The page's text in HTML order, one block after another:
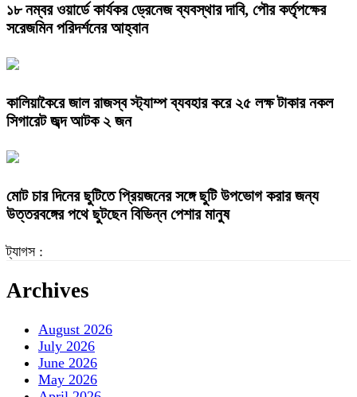
১৮ নম্বর ওয়ার্ডে কার্যকর ড্রেনেজ ব্যবস্থার দাবি, পৌর কর্তৃপক্ষের
সরেজমিন পরিদর্শনের আহ্বান
কালিয়াকৈরে জাল রাজস্ব স্ট্যাম্প ব্যবহার করে ২৫ লক্ষ টাকার নকল
সিগারেট জব্দ আটক ২ জন
মোট চার দিনের ছুটিতে প্রিয়জনের সঙ্গে ছুটি উপভোগ করার জন্য
উত্তরবঙ্গের পথে ছুটছেন বিভিন্ন পেশার মানুষ
ট্যাগস :
Archives
August 2026
July 2026
June 2026
May 2026